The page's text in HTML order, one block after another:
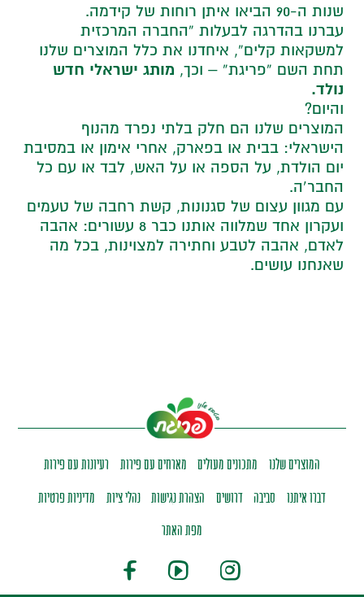
שנות ה-90 הביאו איתן רוחות של קידמה.
עברנו בהדרגה לבעלות “החברה המרכזית
למשקאות קלים”, איחדנו את כלל המוצרים שלנו
תחת השם “פריגת” – וכך, מותג ישראלי חדש
נולד.
והיום?
המוצרים שלנו הם חלק בלתי נפרד מהנוף
הישראלי: בבית או בפארק, אחרי אימון או במסיבת
יום הולדת, על הספה או על האש, לבד או עם כל
החבר’ה.
עם מגוון עצום של סגנונות, קשת רחבה של טעמים
ועקרון אחד שמלווה אותנו כבר 8 עשורים: אהבה
לאדם, אהבה לטבע וחתירה למצוינות, בכל מה
שאנחנו עושים.
המוצרים שלנו מתכונים מעולים מארחים עם פירות
רעיונות עם פירות
דברו איתנו
סביבה דרושים הצהרת נגישות נהלי ציות
מדיניות פרטיות
מפת האתר